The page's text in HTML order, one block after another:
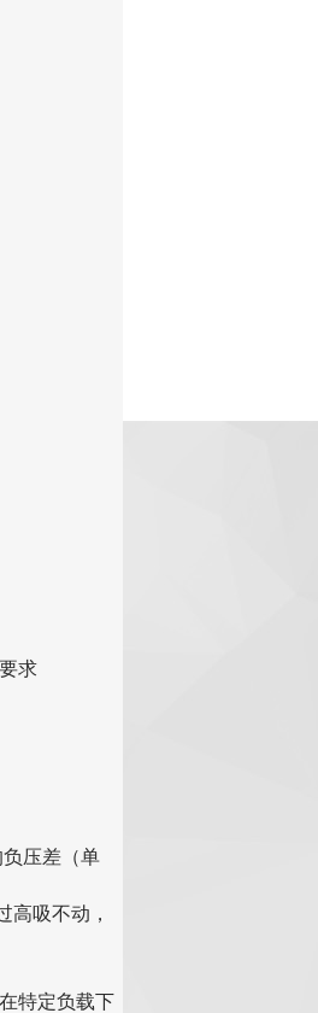
求
负压差（单
高吸不动，
特定负载下